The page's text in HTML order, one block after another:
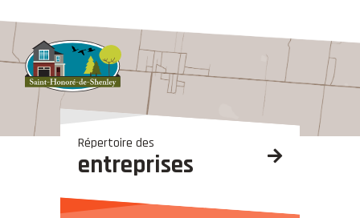
Répertoire des
entreprises